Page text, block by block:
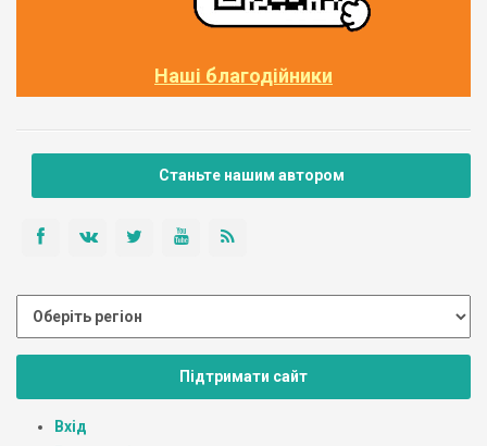
Наші благодійники
Станьте нашим автором
Підтримати сайт
Вхід